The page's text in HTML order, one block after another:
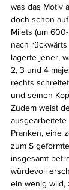
was das Motiv
doch schon
Milets (um
nach
lagerte jener,
2, 3 und 4
rechts
und seinen
Zudem weist
ausgearbeitete
Pranken, eine
zum S
insgesamt
würdevoll
ein wenig wild,